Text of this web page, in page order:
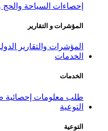
إحصاءات السياحة والحج
المؤشرات و التقارير
المؤشرات والتقارير
الخدمات
الخدمات
طلب معلومات إحصائية
التوعية
التوعية